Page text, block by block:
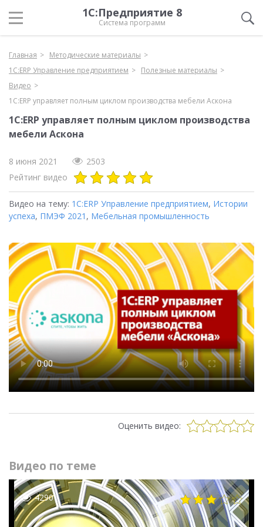
1С:Предприятие 8
Система программ
Главная
Методические материалы
1С:ERP Управление предприятием
Полезные материалы
Видео
1С:ERP управляет полным циклом производства мебели Аскона
1С:ERP управляет полным циклом производства
мебели Аскона
8 июня 2021
2503
Рейтинг видео
Видео на тему: 1С:ERP Управление предприятием, Истории
успеха, ПМЭФ 2021 , Мебельная промышленность
Оценить видео:
Видео по теме
4290